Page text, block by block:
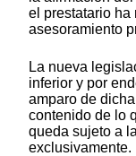
el prestatario ha
asesoramiento
La nueva
inferior y por
amparo de
contenido de lo
queda sujeto a
exclusivamente.